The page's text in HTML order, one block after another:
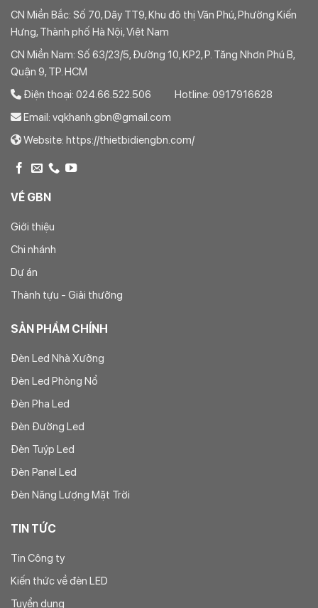
CN Miền Bắc: Số 70, Dãy TT9, Khu đô thị Văn Phú, Phường Kiến
Hưng, Thành phố Hà Nội, Việt Nam
CN Miền Nam: Số 63/23/5, Đường 10, KP2, P. Tăng Nhơn Phú B,
Quận 9, TP. HCM
Điện thoại: 024.66.522.506 Hotline: 0917916628
Email: vqkhanh.gbn@gmail.com
Website: https://thietbidiengbn.com/
VỀ GBN
Giới thiệu
Chi nhánh
Dự án
Thành tựu - Giải thưởng
SẢN PHẨM CHÍNH
Đèn Led Nhà Xưởng
Đèn Led Phòng Nổ
Đèn Pha Led
Đèn Đường Led
Đèn Tuýp Led
Đèn Panel Led
Đèn Năng Lượng Mặt Trời
TIN TỨC
Tin Công ty
Kiến thức về đèn LED
Tuyển dụng